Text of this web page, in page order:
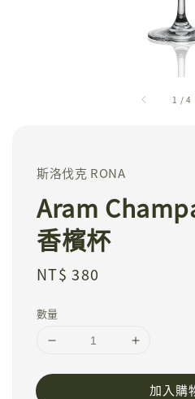
1 /4
斯洛伐克 RONA
Aram
香檳杯
Regular
NT$ 380
數量
加入購